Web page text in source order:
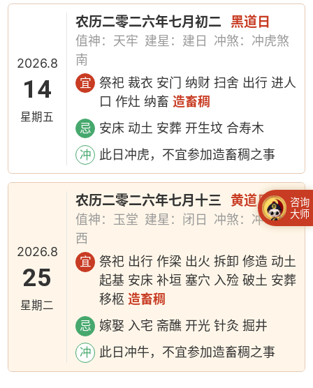
2026.8
14
星期五
农历二零二六年七月初二 黑道日
值神：天牢 建星：建日
冲煞：冲虎煞
南
宜
祭祀 裁衣 安门 纳财 扫舍 出行 进人
口 作灶 纳畜造畜稠
忌 安床 动土 安葬 开生坟 合寿木
冲 此日冲虎，不宜参加造畜稠之事
2026.8
25
星期二
农历二零二六年七月十三 黄道日
值神：玉堂 建星：闭日
冲煞：冲牛煞
西
宜
祭祀 出行 作梁 出火 拆卸 修造 动土
起基 安床 补垣 塞穴 入殓 破土 安葬
移柩造畜稠
忌 嫁娶 入宅 斋醮 开光 针灸 掘井
冲 此日冲牛，不宜参加造畜稠之事
咨询
大师